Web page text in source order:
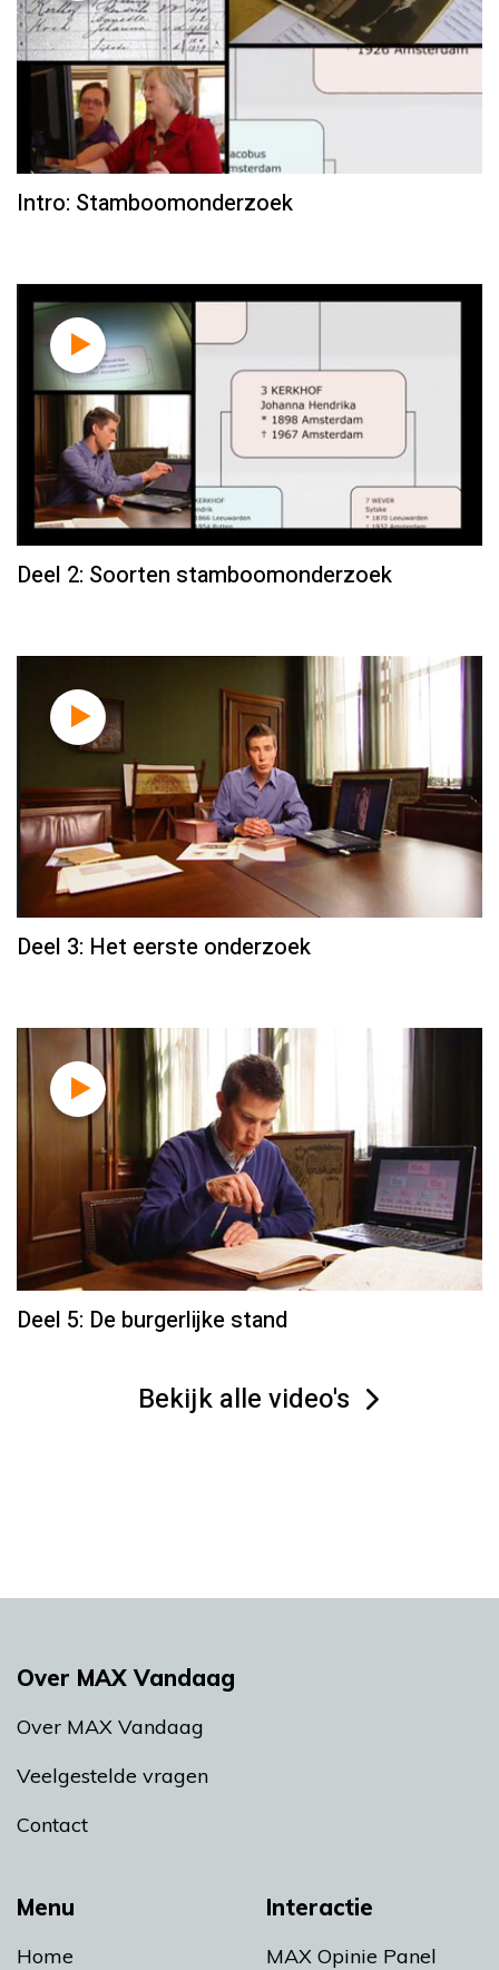
Intro: Stamboomonderzoek
Deel 2: Soorten stamboomonderzoek
Deel 3: Het eerste onderzoek
Deel 5: De burgerlijke stand
Bekijk alle video's
Menu
Home
Interactie
MAX Opinie Panel
Over MAX Vandaag
Over MAX Vandaag
Veelgestelde vragen
Contact